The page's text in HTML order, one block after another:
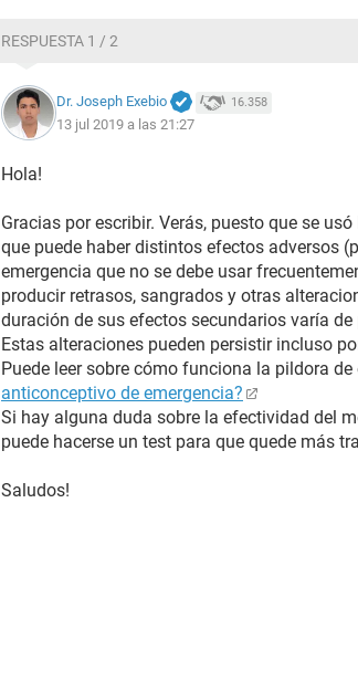
RESPUESTA 1 / 2
Dr. Joseph Exebio 16.358
13 jul 2019 a las 21:27
Hola!
Gracias por escribir. Verás, puesto que se
que puede haber distintos efectos adversos
emergencia que no se debe usar
producir retrasos, sangrados y otras
duración de sus efectos secundarios varía de
Estas alteraciones pueden persistir incluso
Puede leer sobre cómo funciona la pildora
anticonceptivo de emergencia?
Si hay alguna duda sobre la efectividad del
puede hacerse un test para que quede más
Saludos!